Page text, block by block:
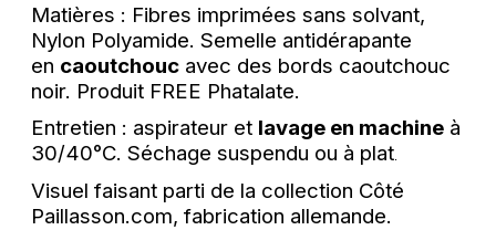
Matières : Fibres imprimées sans solvant,
Nylon Polyamide. Semelle antidérapante
en caoutchouc avec des bords caoutchouc
noir. Produit FREE Phatalate.
Entretien : aspirateur et lavage en machine à
30/40°C. Séchage suspendu ou à plat
Visuel faisant parti de la collection Côté
Paillasson.com, fabrication allemande.